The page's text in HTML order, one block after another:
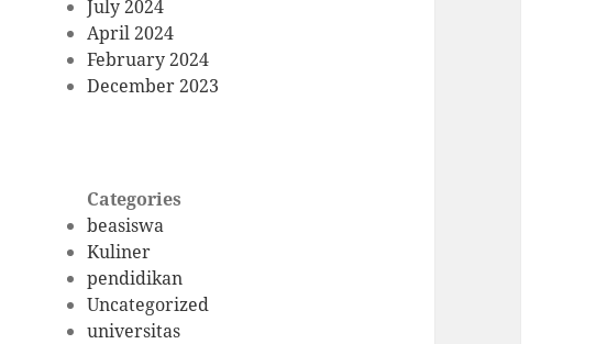
July 2024
April 2024
February 2024
December 2023
Categories
beasiswa
Kuliner
pendidikan
Uncategorized
universitas